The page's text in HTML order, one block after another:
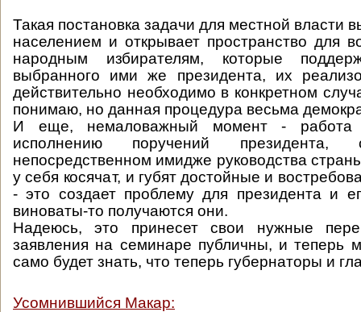
Такая постановка задачи для местной власти
населением и открывает пространство для
народным избирателям, которые
выбранного ими же президента, их
действительно необходимо в конкретном
понимаю, но данная процедура весьма
И еще, немаловажный момент - работа
исполнению поручений президента,
непосредственном имидже руководства
у себя косячат, и губят достойные и
- это создает проблему для президента и
виноваты-то получаются они.
Надеюсь, это принесет свои нужные
заявления на семинаре публичны, и теперь
само будет знать, что теперь губернаторы и
Усомнившийся Макар: